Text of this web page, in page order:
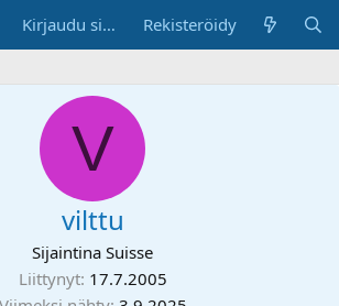
Kirjaudu sisään Rekisteröidy
V
vilttu
Sijaintina Suisse
Liittynyt 17.7.2005